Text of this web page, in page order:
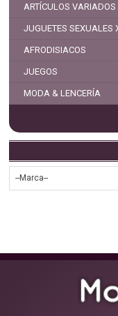
ARTÍCULOS VARIADOS
JUGUETES SEXUALES
AFRODISIACOS
JUEGOS
MODA & LENCERÍA